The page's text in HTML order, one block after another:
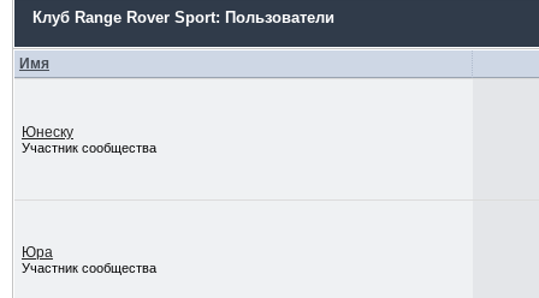
Клуб Range Rover Sport: Пользователи
Имя
Юнеску
Участник сообщества
Юра
Участник сообщества